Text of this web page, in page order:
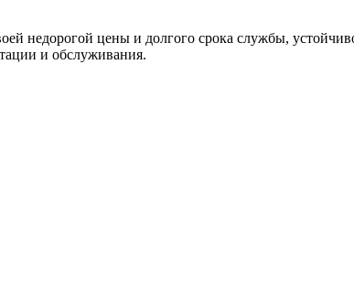
недорогой цены и долгого срока службы,
и обслуживания.